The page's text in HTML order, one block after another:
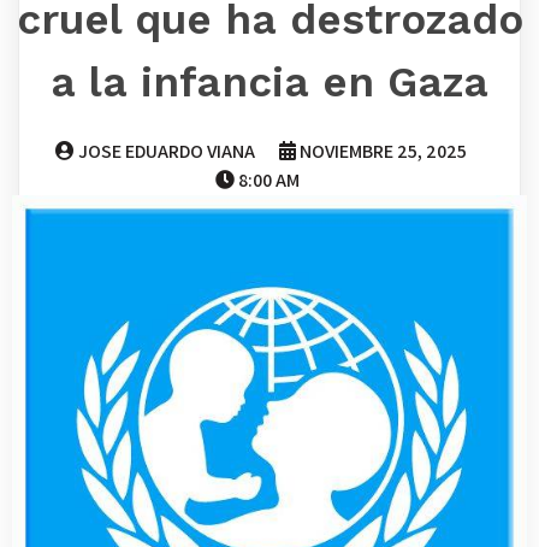
cruel que ha destrozado
a la infancia en Gaza
JOSE EDUARDO VIANA
NOVIEMBRE 25, 2025
8:00 AM